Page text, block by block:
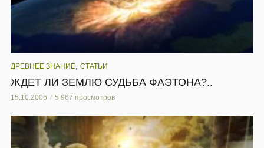
ДРЕВНЕЕ ЗНАНИЕ СТАТЬИ
ЖДЕТ ЛИ ЗЕМЛЮ СУДЬБА ФАЭТОНА?..
15.10.2006 5 967 просмотров